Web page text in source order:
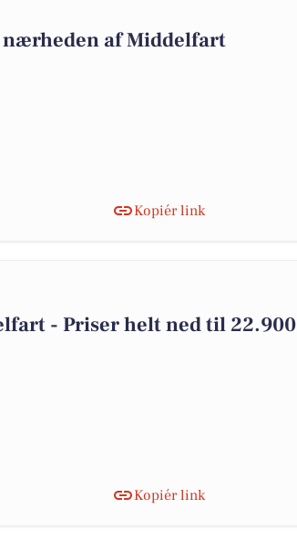
af Middelfart
Kopiér link
- Priser helt ned til 22.900
Kopiér link